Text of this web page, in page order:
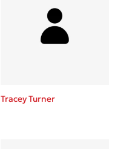
Tracey Turner